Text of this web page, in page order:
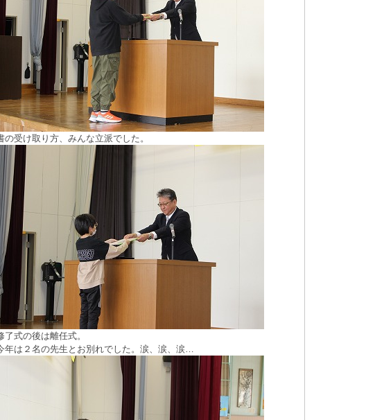
の受け取り方、みんな立派でした。
式の後は離任式。
は２名の先生とお別れでした。涙、涙、涙…